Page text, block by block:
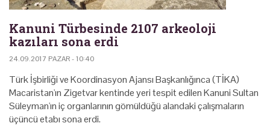
Kanuni Türbesinde 2107 arkeoloji
kazıları sona erdi
24.09.2017 PAZAR - 10:40
Türk İşbirliği ve Koordinasyon Ajansı Başkanlığınca (TİKA)
Macaristan'ın Zigetvar kentinde yeri tespit edilen Kanuni Sultan
Süleyman'ın iç organlarının gömüldüğü alandaki çalışmaların
üçüncü etabı sona erdi.